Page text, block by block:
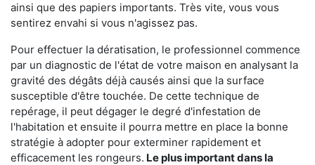
ainsi que des papiers importants. Très vite, vous vous
sentirez envahi si vous n'agissez pas.
Pour effectuer la dératisation, le professionnel commence
par un diagnostic de l'état de votre maison en analysant la
gravité des dégâts déjà causés ainsi que la surface
susceptible d'être touchée. De cette technique de
repérage, il peut dégager le degré d'infestation de
l'habitation et ensuite il pourra mettre en place la bonne
stratégie à adopter pour exterminer rapidement et
efficacement les rongeurs. Le plus important dans la